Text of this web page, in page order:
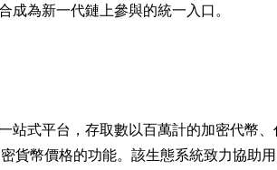
為新一代鏈上參與的統一入口。
式平台，存取數以百萬計的加密代幣
貨幣價格的功能。該生態系統致力協助